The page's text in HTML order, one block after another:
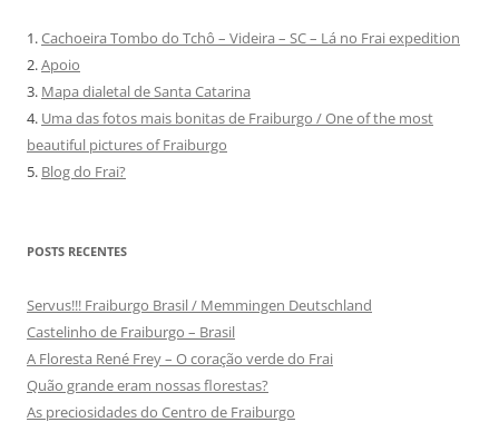
1.Cachoeira Tombo do Tchô – Videira – SC – Lá no Frai expedition
2.Apoio
3. Mapa dialetal de Santa Catarina
4. Uma das fotos mais bonitas de Fraiburgo / One of the most
beautiful pictures of Fraiburgo
5. Blog do Frai?
POSTS RECENTES
Servus!!! Fraiburgo Brasil / Memmingen Deutschland
Castelinho de Fraiburgo – Brasil
A Floresta René Frey – O coração verde do Frai
Quão grande eram nossas florestas?
As preciosidades do Centro de Fraiburgo